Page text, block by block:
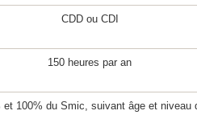
CDD ou CDI
150 heures par an
et 100% du Smic, suivant âge et niveau